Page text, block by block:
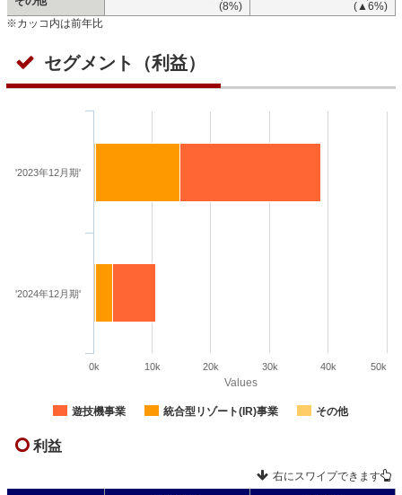
(8%)
(▲6%)
※カッコ内は前年比
セグメント（利益）
Values
遊技機事業 統合型リゾート(IR)事業 その他
'2023年12月期'
'2024年12月期'
0k 10k 20k 30k 40k 50k
利益
右にスワイプできます